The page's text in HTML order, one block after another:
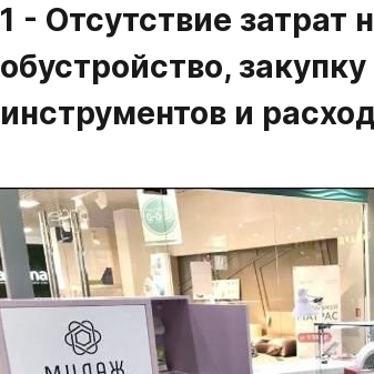
1 - Отсутствие затрат
обустройство,
инструментов и